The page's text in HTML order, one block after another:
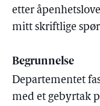
etter
mitt skriftlige
Begrunnelse
Departementet
med et gebyrtak